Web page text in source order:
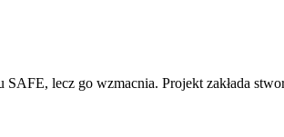
lecz go wzmacnia. Projekt zakłada